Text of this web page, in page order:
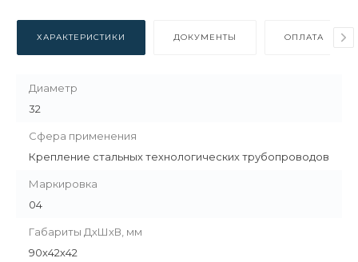
ХАРАКТЕРИСТИКИ ДОКУМЕНТЫ ОПЛАТА
Диаметр
32
Сфера применения
Крепление стальных технологических трубопроводов
Маркировка
04
Габариты ДхШхВ, мм
90х42х42